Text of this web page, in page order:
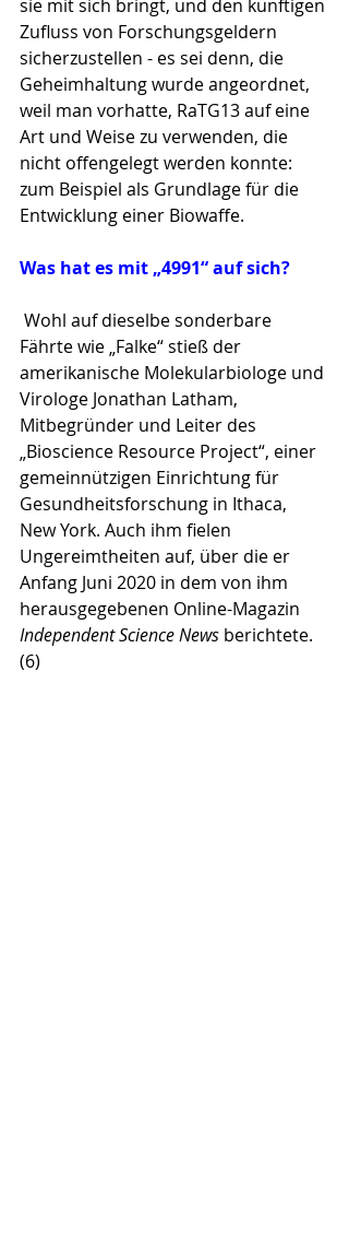
sie mit sich bringt, und den künftigen
Zufluss von Forschungsgeldern
sicher­zustellen - es sei denn, die
Geheimhaltung wurde an­geord­net,
weil man vorhatte, RaTG13 auf eine
Art und Weise zu verwenden, die
nicht offengelegt werden konn­te:
zum Beispiel als Grundlage für die
Entwicklung einer Biowaffe.
Was hat es mit „4991“ auf sich?
Fährte wie „Falke“ stieß der
amerikanische Molekularbiologe und
Virologe Jona­than Latham,
Mitbegründer und Leiter des
„Bioscience Resource­ Project“, einer
gemeinnützigen Einrichtung für
Gesundheitsforschung in Ithaca,
New York. Auch ihm fielen
Ungereimtheiten auf, über die er
Anfang Juni 2020 in dem von ihm
herausgegebenen Online-Magazin
Inde­pen­dent Science News berichtete.
(6)